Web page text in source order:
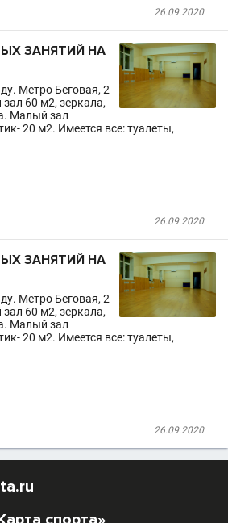
26.09.2020
ЗАНЯТИЙ НА
Метро Беговая, 2
60 м2, зеркала,
Малый зал
20 м2. Имеется все: туалеты,
26.09.2020
ЗАНЯТИЙ НА
Метро Беговая, 2
60 м2, зеркала,
Малый зал
20 м2. Имеется все: туалеты,
26.09.2020